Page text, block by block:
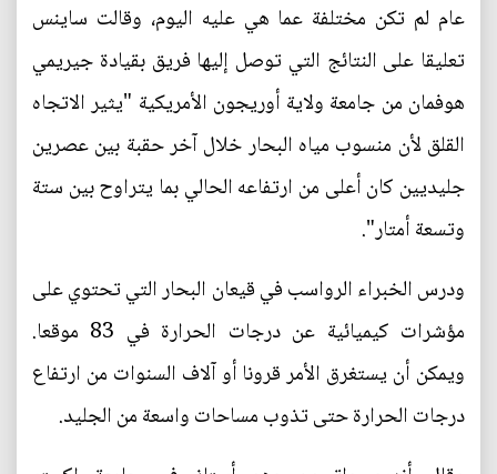
عام لم تكن مختلفة عما هي عليه اليوم، وقالت ساينس
تعليقا على النتائج التي توصل إليها فريق بقيادة جيريمي
هوفمان من جامعة ولاية أوريجون الأمريكية "يثير الاتجاه
القلق لأن منسوب مياه البحار خلال آخر حقبة بين عصرين
جليديين كان أعلى من ارتفاعه الحالي بما يتراوح بين ستة
وتسعة أمتار".
ودرس الخبراء الرواسب في قيعان البحار التي تحتوي على
مؤشرات كيميائية عن درجات الحرارة في 83 موقعا.
ويمكن أن يستغرق الأمر قرونا أو آلاف السنوات من ارتفاع
درجات الحرارة حتى تذوب مساحات واسعة من الجليد.